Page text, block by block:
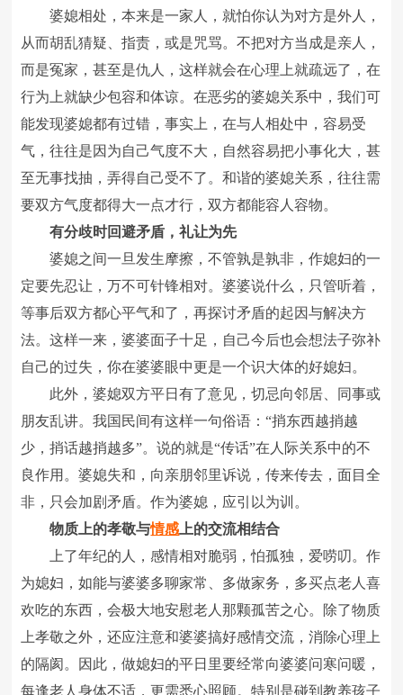
婆媳相处，本来是一家人，就怕你认为对方是外人，
从而胡乱猜疑、指责，或是咒骂。不把对方当成是亲人，
而是冤家，甚至是仇人，这样就会在心理上就疏远了，在
行为上就缺少包容和体谅。在恶劣的婆媳关系中，我们可
能发现婆媳都有过错，事实上，在与人相处中，容易受
气，往往是因为自己气度不大，自然容易把小事化大，甚
至无事找抽，弄得自己受不了。和谐的婆媳关系，往往需
要双方气度都得大一点才行，双方都能容人容物。
有分歧时回避矛盾，礼让为先
婆媳之间一旦发生摩擦，不管孰是孰非，作媳妇的一
定要先忍让，万不可针锋相对。婆婆说什么，只管听着，
等事后双方都心平气和了，再探讨矛盾的起因与解决方
法。这样一来，婆婆面子十足，自己今后也会想法子弥补
自己的过失，你在婆婆眼中更是一个识大体的好媳妇。
此外，婆媳双方平日有了意见，切忌向邻居、同事或
朋友乱讲。我国民间有这样一句俗语：“捎东西越捎越
少，捎话越捎越多”。说的就是“传话”在人际关系中的不
良作用。婆媳失和，向亲朋邻里诉说，传来传去，面目全
非，只会加剧矛盾。作为婆媳，应引以为训。
物质上的孝敬与情感 上的交流相结合
上了年纪的人，感情相对脆弱，怕孤独，爱唠叨。作
为媳妇，如能与婆婆多聊家常、多做家务，多买点老人喜
欢吃的东西，会极大地安慰老人那颗孤苦之心。除了物质
上孝敬之外，还应注意和婆婆搞好感情交流，消除心理上
的隔阂。因此，做媳妇的平日里要经常向婆婆问寒问暖，
每逢老人身体不适，更需悉心照顾。特别是碰到教养孩子